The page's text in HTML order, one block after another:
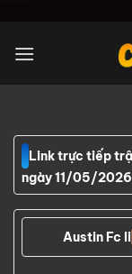
nội
Link trực tiếp
ngày 11/05/2026
Austin Fc Ii